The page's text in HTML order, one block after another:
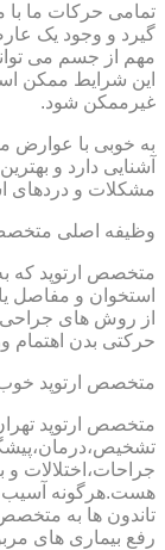
تمامی حرکات ما
گیرد و وجود یک
مهم از جسم می
این شرایط ممکن
غیرممکن شود.
به خوبی با عوارض
آشنایی دارد و
مشکلات و دردهای
وظیفه اصلی
متخصص ارتوپد که
استخوان و مفاصل
از روش های
حرکتی بدن اهتمام
متخصص ارتوپد
متخصص ارتوپد
جراحات،اختلالات
هست.هرگونه آسیب
تاندون ها به
رفع بیماری های